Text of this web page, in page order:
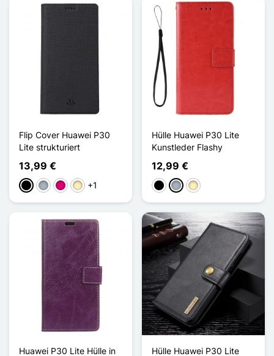
Flip Cover Huawei P30
Lite strukturiert
13,99 €
Schwarz
GrauMagenta
Golden
+1
Hülle Huawei P30 Lite
Kunstleder Flashy
12,99 €
Schwarz
GrauGolden
Huawei P30 Lite Hülle in Hülle Huawei P30 Lite